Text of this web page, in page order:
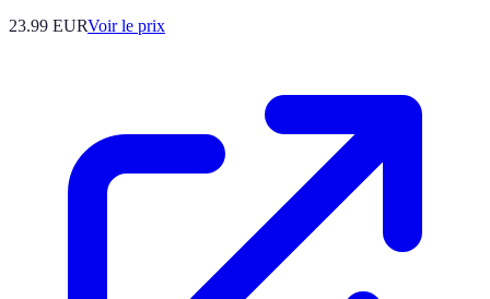
23.99 EURVoir le prix